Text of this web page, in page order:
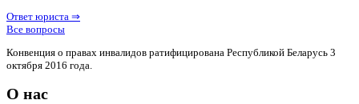
Ответ юриста ⇒
Все вопросы
Конвенция о правах инвалидов ратифицирована Республикой Беларусь 3
октября 2016 года.
О нас